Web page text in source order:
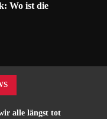
Wo ist die
alle längst tot